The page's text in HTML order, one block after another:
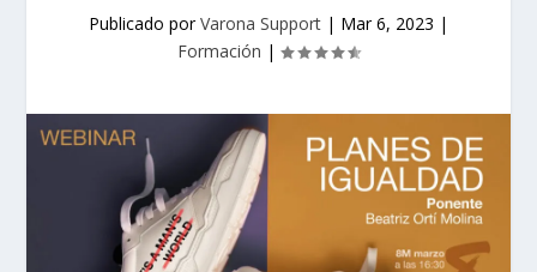
Publicado porVarona Support | Mar 6, 2023 |
Formación |